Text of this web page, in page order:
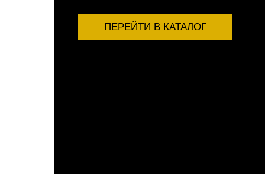
ПЕРЕЙТИ В КАТАЛОГ